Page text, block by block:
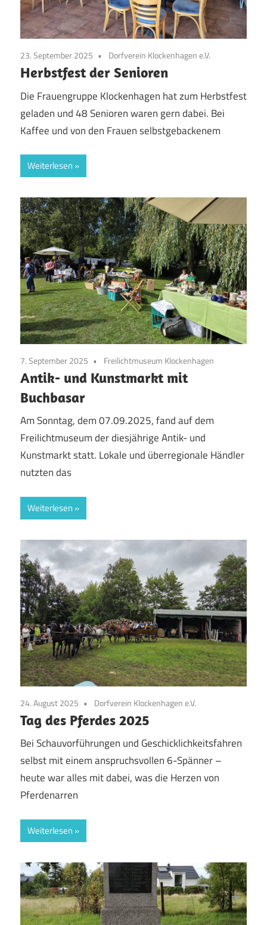
23. September 2025 Dorfverein Klockenhagen e.V.
Herbstfest der Senioren
Die Frauengruppe Klockenhagen hat zum Herbstfest
geladen und 48 Senioren waren gern dabei. Bei
Kaffee und von den Frauen selbstgebackenem
Weiterlesen
7. September 2025 Freilichtmuseum Klockenhagen
Antik- und Kunstmarkt mit
Buchbasar
Am Sonntag, dem 07.09.2025, fand auf dem
Freilichtmuseum der diesjährige Antik- und
Kunstmarkt statt. Lokale und überregionale Händler
nutzten das
Weiterlesen
24. August 2025 Dorfverein Klockenhagen e.V.
Tag des Pferdes 2025
Bei Schauvorführungen und Geschicklichkeitsfahren
selbst mit einem anspruchsvollen 6-Spänner –
heute war alles mit dabei, was die Herzen von
Pferdenarren
Weiterlesen